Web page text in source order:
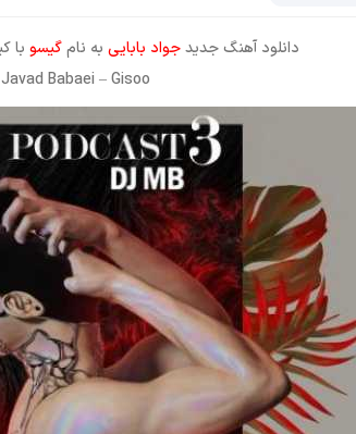
دانلود آهنگ جدیدجواد بابایی به نامگیسو با
Javad Babaei –Gisoo